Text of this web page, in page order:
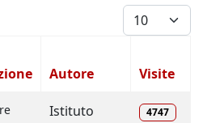
Visualizza #
Autore Visite
Istituto
4747